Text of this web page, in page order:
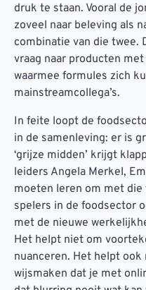
druk te staan. Vooral de
zoveel naar beleving als
combinatie van die twee.
vraag naar producten
waarmee formules zich
mainstreamcollega’s.
In feite loopt de
in de samenleving: er is
‘grijze midden’ krijgt
leiders Angela Merkel,
moeten leren om met die
spelers in de foodsector
met de nieuwe
Het helpt niet om
nuanceren. Het helpt
wijsmaken dat je met